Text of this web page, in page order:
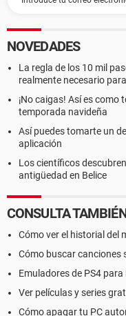
NOVEDADES
La regla de los 10 mil
realmente necesario
¡No caigas! Así es
temporada navideña
Así puedes tomarte un
aplicación
Los científicos
antigüedad en Belice
CONSULTA
Cómo ver el historial del
Cómo buscar canciones
Emuladores de PS4 para
Ver películas y series
Cómo apagar tu PC